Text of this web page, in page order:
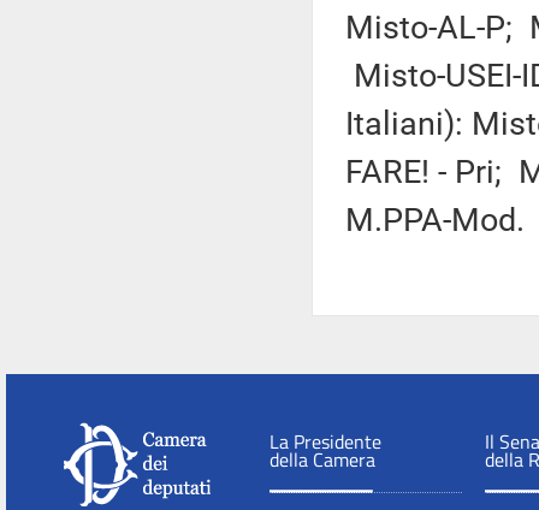
Misto-AL-P;
Misto-USEI-
Italiani):
FARE! - Pri;
M.PPA-Mod.
La Presidente
della Camera
Il
della